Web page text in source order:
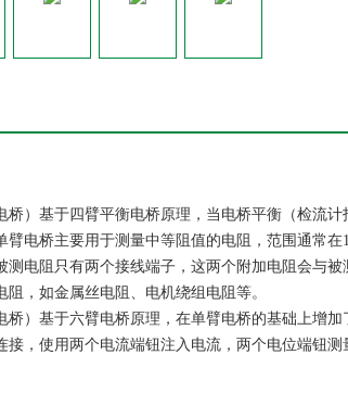
桥）基于四臂平衡电桥原理，当电桥平衡（检流
臂电桥主要用于测量中等阻值的电阻，范围通常
测电阻只有两个接线端子，这两个附加电阻会与
，如金属丝电阻、电机绕组电阻等。
桥）基于六臂电桥原理，在单臂电桥的基础上增
接，使用两个电流端钮注入电流，两个电位端钮测